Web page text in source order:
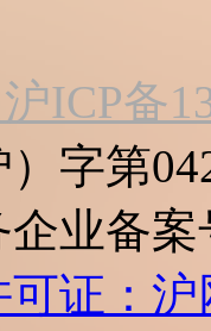
ICP备
字第
业备案
证：